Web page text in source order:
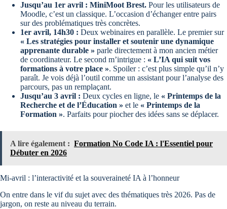
Jusqu’au 1er avril : MiniMoot Brest. Pour les utilisateurs de
Moodle, c’est un classique. L’occasion d’échanger entre pairs
sur des problématiques très concrètes.
1er avril, 14h30 : Deux webinaires en parallèle. Le premier sur
« Les stratégies pour installer et soutenir une dynamique
apprenante durable » parle directement à mon ancien métier
de coordinateur. Le second m’intrigue : « L’IA qui suit vos
formations à votre place ». Spoiler : c’est plus simple qu’il n’y
paraît. Je vois déjà l’outil comme un assistant pour l’analyse des
parcours, pas un remplaçant.
Jusqu’au 3 avril : Deux cycles en ligne, le « Printemps de la
Recherche et de l’Éducation » et le « Printemps de la
Formation ». Parfaits pour piocher des idées sans se déplacer.
A lire également : Formation No Code IA : l'Essentiel pour
Débuter en 2026
Mi-avril : l’interactivité et la souveraineté IA à l’honneur
On entre dans le vif du sujet avec des thématiques très 2026. Pas de
jargon, on reste au niveau du terrain.